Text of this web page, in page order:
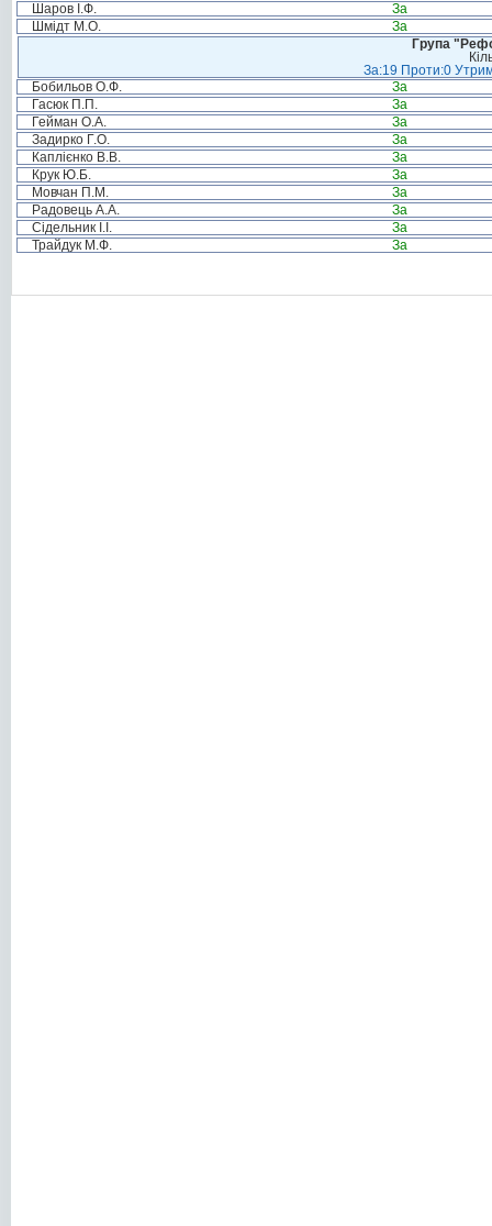
Шаров І.Ф.
За
Шмідт М.О.
За
Група
За:19 Проти:0
Бобильов О.Ф.
За
Гасюк П.П.
За
Гейман О.А.
За
Задирко Г.О.
За
Каплієнко В.В.
За
Крук Ю.Б.
За
Мовчан П.М.
За
Радовець А.А.
За
Сідельник І.І.
За
Трайдук М.Ф.
За